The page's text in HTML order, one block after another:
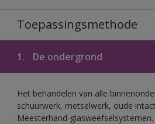
Toepassingsmethode
1. De ondergrond
Het behandelen van alle
schuurwerk, metselwerk, oude
Meesterhand-glasweefselsystemen.